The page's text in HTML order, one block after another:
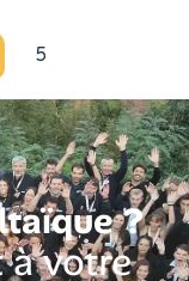
5
?
à votre